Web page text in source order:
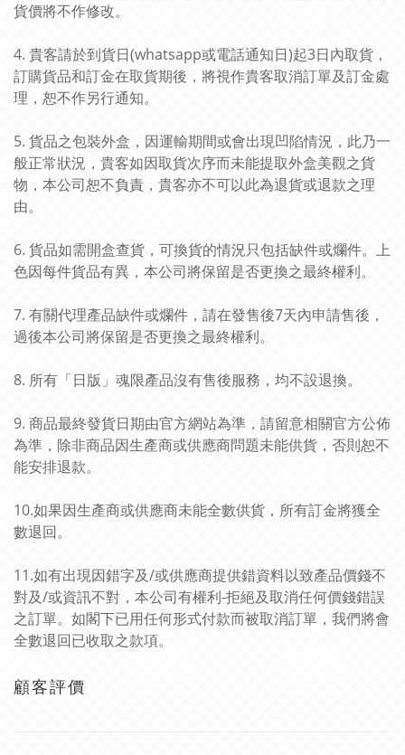
貨價將不作修改。
4. 貴客請於到貨日(whatsapp或電話通知日)起3日內取貨，
訂購貨品和訂金在取貨期後，將視作貴客取消訂單及訂金處
理，恕不作另行通知。
5. 貨品之包裝外盒，因運輸期間或會出現凹陷情況，此乃一
般正常狀況，貴客如因取貨次序而未能提取外盒美觀之貨
物，本公司恕不負責，貴客亦不可以此為退貨或退款之理
由。
6. 貨品如需開盒查貨，可換貨的情況只包括缺件或爛件。上
色因每件貨品有異，本公司將保留是否更換之最終權利。
7. 有關代理產品缺件或爛件，請在發售後7天內申請售後，
過後本公司將保留是否更換之最終權利。
8. 所有「日版」魂限產品沒有售後服務，均不設退換。
9. 商品最終發貨日期由官方網站為準，請留意相關官方公佈
為準，除非商品因生產商或供應商問題未能供貨，否則恕不
能安排退款。
10.如果因生產商或供應商未能全數供貨，所有訂金將獲全
數退回。
11.如有出現因錯字及/或供應商提供錯資料以致產品價錢不
對及/或資訊不對，本公司有權利-拒絕及取消任何價錢錯誤
之訂單。如閣下已用任何形式付款而被取消訂單，我們將會
全數退回已收取之款項。
顧客評價